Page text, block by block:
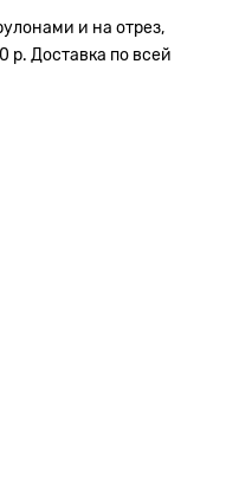
и на отрез,
р. Доставка по всей